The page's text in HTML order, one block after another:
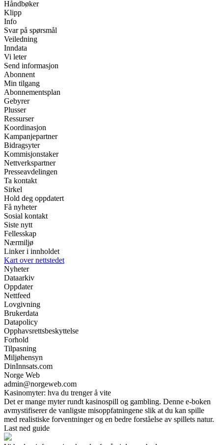
Håndbøker
Klipp
Info
Svar på spørsmål
Veiledning
Inndata
Vi leter
Send informasjon
Abonnent
Min tilgang
Abonnementsplan
Gebyrer
Plusser
Ressurser
Koordinasjon
Kampanjepartner
Bidragsyter
Kommisjonstaker
Nettverkspartner
Presseavdelingen
Ta kontakt
Sirkel
Hold deg oppdatert
Få nyheter
Sosial kontakt
Siste nytt
Fellesskap
Nærmiljø
Linker i innholdet
Kart over nettstedet
Nyheter
Dataarkiv
Oppdater
Nettfeed
Lovgivning
Brukerdata
Datapolicy
Opphavsrettsbeskyttelse
Forhold
Tilpasning
Miljøhensyn
DinInnsats.com
Norge Web
admin@norgeweb.com
Kasinomyter: hva du trenger å vite
Det er mange myter rundt kasinospill og gambling. Denne e-boken
avmystifiserer de vanligste misoppfatningene slik at du kan spille
med realistiske forventninger og en bedre forståelse av spillets natur.
Last ned guide